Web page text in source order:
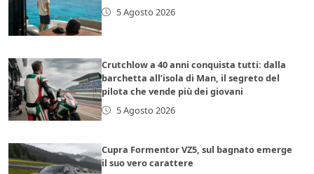
5 Agosto 2026
Crutchlow a 40 anni conquista tutti: dalla
barchetta all’isola di Man, il segreto del
pilota che vende più dei giovani
5 Agosto 2026
Cupra Formentor VZ5, sul bagnato emerge
il suo vero carattere